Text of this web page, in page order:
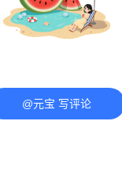
@元宝 写评论